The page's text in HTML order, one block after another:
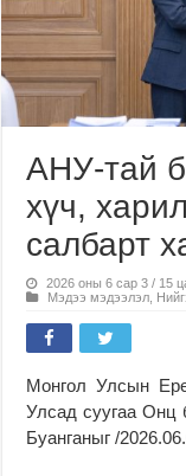
АНУ-тай
хүч,
салбарт
2026 оны 6 сар 3 / 15
Мэдээ мэдээлэл
Монгол Улсын
Улсад суугаа Онц
Буанганыг /